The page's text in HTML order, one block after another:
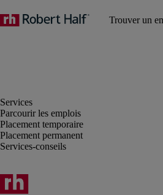
Parcourir les emplois
Placement temporaire
Placement permanent
Services-conseils